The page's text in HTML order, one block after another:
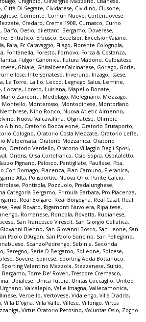
, Città Di Segrate, Cividatese, Cividino, Clusone,
, Comonte, Comun Nuovo, Cortenuovese,
, Credaro, Crema 1908, Curnasco, Curno
, Darfo, Desio, dilettanti Bergamo, Doverese,
, Entratico, Erbusco, Excelsior, Excelsior Vaiano,
, Fara, Fc Caravaggio, Filago, Fiorente Colognola,
, Fontanella, Foresto, Fornovo, Forza & Costanza,
, Fulgor Canonica, Futura Madone, Galbiatese
, Ghiaie, GhisalbeseCalcinatese, Gorlago, Gorle,
, Interseriatese, Inveruno, Inzago, Issese,
, La Torre, Lallio, Lecco, Legnago Salus, Lemine,
, Locate, Loreto, Luisiana, Mapello Bonate,
Mario Zanconti, Medolago, Melegnano, Mezzago,
Montello, Monterosso, Montodinese, Montorfano
Nembrese, Nino Ronco, Nuova Atletic Almenno,
, Nuova Valcavallina, Olginatese, Olimpic
Albino, Oratorio Boccaleone, Oratorio Brusaporto,
Cologno, Oratorio Costa Mezzate, Oratorio Leffe,
Malpensata, Oratorio Mozzanica, Oratorio
, Oratorio Verdello, Oratorio Villaggio Degli Sposi,
, Oriens, Orsa Cortefranca, Osio Sopra, Ospitaletto,
Pignano, Palosco, Pantigliate, Paullese, Pba,
Con Bornago, Piacenza, Pian Camuno, Pieranica,
Alta, Polisportiva Nuova Orio, Ponte Calcio,
, Pontisola, Pozzuolo, Pradalunghese,
Categoria Bergamo, Primula Barbata, Pro Piacenza,
, Real Bolgare, Real Borgogna, Real Casal, Real
, Real Rovato, Rigamonti Nuvolera, Ripaltese,
, Romanese, Roncola, Rovetta, Rudianese,
, San Francesco Virescit, San Giorgio Cellatica,
Giovanni Bienno, San Giovanni Bosco, San Leone, San
Paolo D'Argon, San Paolo Soncino, San Pellegrino,
, ScanzoPedrengo, Sebinia, Seconda
, Seregno, Serie D Bergamo, Solleone, Solzese,
, Sovere, Spinese, Sporting Adda Bottanuco,
Sporting Valentino Mazzola, Stezzanese, Suisio,
Bergamo,Torre De' Roveri,Trescore Cremasco,
, Ubialese, Unica Futura, Unitas Coccaglio, United
, Valcalepio, Valle Imagna, Vallecamonica,
, Verdello, Vertovese, Vidalengo, Villa D'adda,
, Villa D'ogna, Villa Valle, Villese, Villongo, Virtus
, Virtus Oratorio Petosino, Voluntas Osio, Zogno